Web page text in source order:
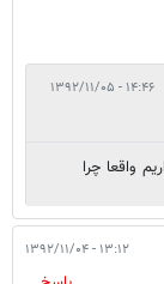
۱۴:۴۶ - ۱۳۹۲/۱۱/۰۵
واقعا چرا
۱۳:۱۲ - ۱۳۹۲/۱۱/۰۴